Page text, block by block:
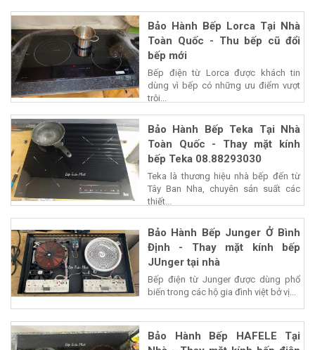
Bảo Hành Bếp Lorca Tại Nhà
Toàn Quốc - Thu bếp cũ đổi
bếp mới
Bếp điện từ Lorca được khách tin
dùng vì bếp có những ưu điểm vượt
trội...
Bảo Hành Bếp Teka Tại Nhà
Toàn Quốc - Thay mặt kính
bếp Teka 08.88293030
Teka là thương hiệu nhà bếp đến từ
Tây Ban Nha, chuyên sản suất các
thiết...
Bảo Hành Bếp Junger Ở Bình
Định - Thay mặt kính bếp
JUnger tại nhà
Bếp điện từ Junger được dùng phổ
biến trong các hộ gia đình việt bở vị...
Bảo Hành Bếp HAFELE Tại